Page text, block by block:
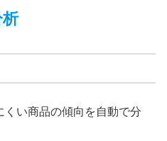
い商品の傾向を自動で分